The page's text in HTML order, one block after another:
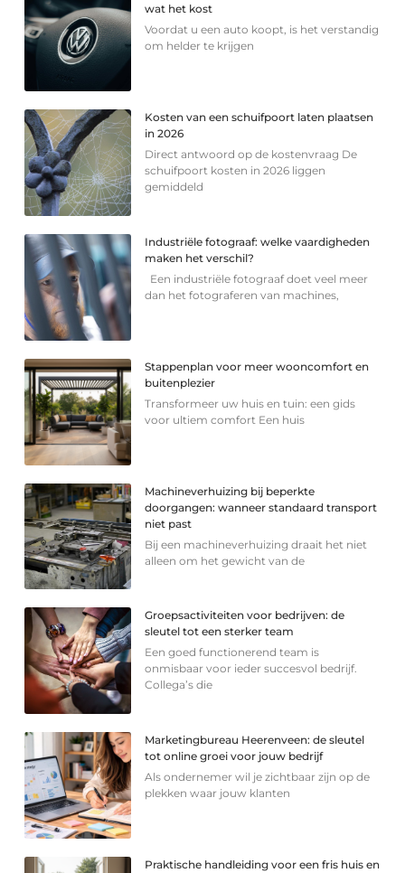
wat het kost
Voordat u een auto koopt, is het verstandig
om helder te krijgen
Kosten van een schuifpoort laten plaatsen
in 2026
Direct antwoord op de kostenvraag De
schuifpoort kosten in 2026 liggen
gemiddeld
Industriële fotograaf: welke vaardigheden
maken het verschil?
Een industriële fotograaf doet veel meer
dan het fotograferen van machines,
Stappenplan voor meer wooncomfort en
buitenplezier
Transformeer uw huis en tuin: een gids
voor ultiem comfort Een huis
Machineverhuizing bij beperkte
doorgangen: wanneer standaard transport
niet past
Bij een machineverhuizing draait het niet
alleen om het gewicht van de
Groepsactiviteiten voor bedrijven: de
sleutel tot een sterker team
Een goed functionerend team is
onmisbaar voor ieder succesvol bedrijf.
Collega’s die
Marketingbureau Heerenveen: de sleutel
tot online groei voor jouw bedrijf
Als ondernemer wil je zichtbaar zijn op de
plekken waar jouw klanten
Praktische handleiding voor een fris huis en